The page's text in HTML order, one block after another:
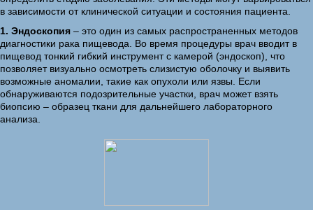
в зависимости от клинической ситуации и состояния пациента.
1. Эндоскопия – это один из самых распространенных методов
диагностики рака пищевода. Во время процедуры врач вводит в
пищевод тонкий гибкий инструмент с камерой (эндоскоп), что
позволяет визуально осмотреть слизистую оболочку и выявить
возможные аномалии, такие как опухоли или язвы. Если
обнаруживаются подозрительные участки, врач может взять
биопсию – образец ткани для дальнейшего лабораторного
анализа.